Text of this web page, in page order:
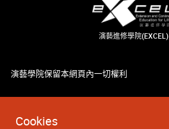
Cookies
演藝進修學院(EXCEL)
演藝學院保留本網頁內一切權利